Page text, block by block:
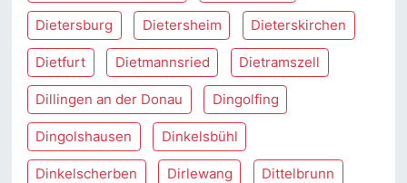
Dietersburg Dietersheim Dieterskirchen
Dietfurt Dietmannsried Dietramszell
Dillingen an der Donau Dingolfing
Dingolshausen Dinkelsbühl
Dinkelscherben Dirlewang Dittelbrunn